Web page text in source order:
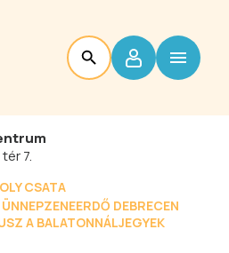
7.
CSATA
ZENEERDŐ DEBRECEN
A BALATONNÁLJEGYEK